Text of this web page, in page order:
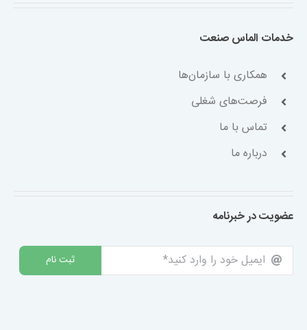
خدمات الماس صنعت
همکاری با سازمان‌ها
فرصت‌های شغلی
تماس با ما
درباره ما
عضویت در خبرنامه
ثبت نام